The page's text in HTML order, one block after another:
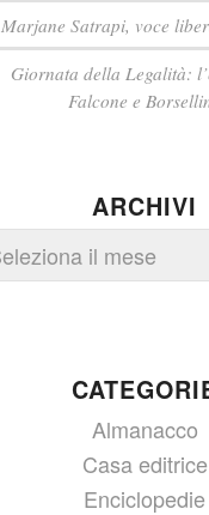
Marjane Satrapi, voce
Giornata della Legalità:
Falcone e
ARCHIVI
Almanacco
Casa editrice
Enciclopedie